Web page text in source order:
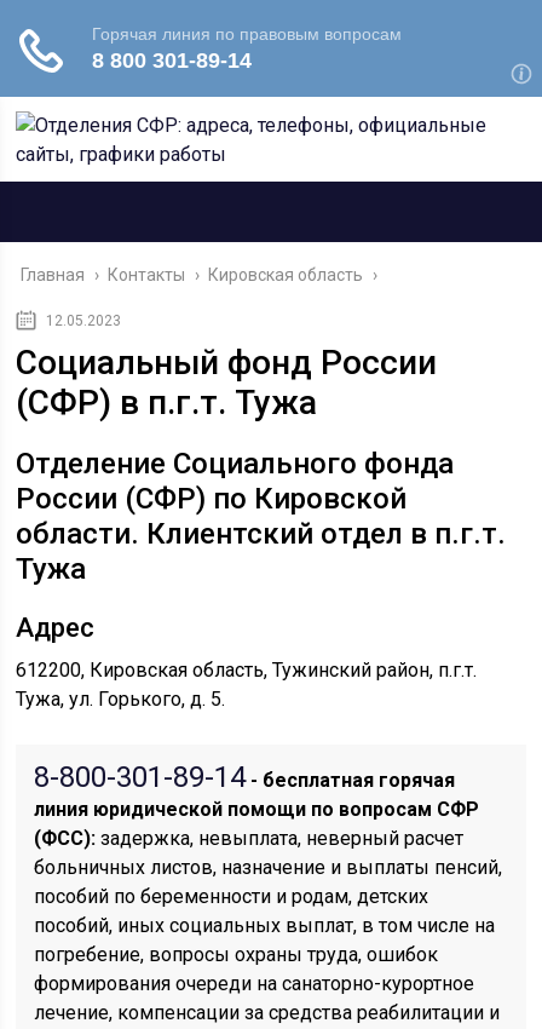
Главная › Контакты › Кировская область ›
12.05.2023
Социальный фонд России
(СФР) в п.г.т. Тужа
Отделение Социального фонда
России (СФР) по Кировской
области. Клиентский отдел в п.г.т.
Тужа
Адрес
612200, Кировская область, Тужинский район, п.г.т.
Тужа, ул. Горького, д. 5.
8-800-301-89-14- бесплатная горячая
линия юридической помощи по вопросам CФР
(ФСС): задержка, невыплата, неверный расчет
больничных листов, назначение и выплаты пенсий,
пособий по беременности и родам, детских
пособий, иных социальных выплат, в том числе на
погребение, вопросы охраны труда, ошибок
формирования очереди на санаторно-курортное
лечение, компенсации за средства реабилитации и